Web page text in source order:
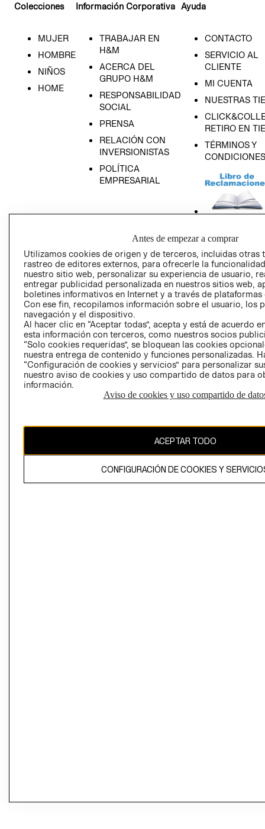
Colecciones
MUJER
HOMBRE
NIÑOS
HOME
Información Corporativa
TRABAJAR EN
H&M
ACERCA DEL
GRUPO H&M
RESPONSABILIDAD
SOCIAL
PRENSA
RELACIÓN CON
INVERSIONISTAS
POLÍTICA
EMPRESARIAL
Ayuda
CONTACTO
SERVICIO AL
CLIENTE
MI CUENTA
NUESTRAS
RETIRO EN
TÉRMINOS Y
CONDICIONES
AVISO DE
PRIVACIDAD
GIFT CARD
AVISO DE
Perú (S/)
CAMBIAR REGIÓN
El contenido de esta página web está protegido por copyright y es
Antes de empezar a comprar
Utilizamos cookies de origen y de terceros, incluidas otras
rastreo de editores externos, para ofrecerle la
nuestro sitio web, personalizar su experiencia de usuario,
entregar publicidad personalizada en nuestros sitios web,
boletines informativos en Internet y a través de plataformas
Con ese fin, recopilamos información sobre el usuario, los
navegación y el dispositivo.
Al hacer clic en “Aceptar todas”, acepta y está de acuerdo
esta información con terceros, como nuestros socios
“Solo cookies requeridas”, se bloquean las cookies
nuestra entrega de contenido y funciones personalizadas.
“Configuración de cookies y servicios” para personalizar
nuestro aviso de cookies y uso compartido de datos para
información.
Aviso de cookies y uso compartido de
ACEPTAR TODO
CONFIGURACIÓN DE COOKIES Y